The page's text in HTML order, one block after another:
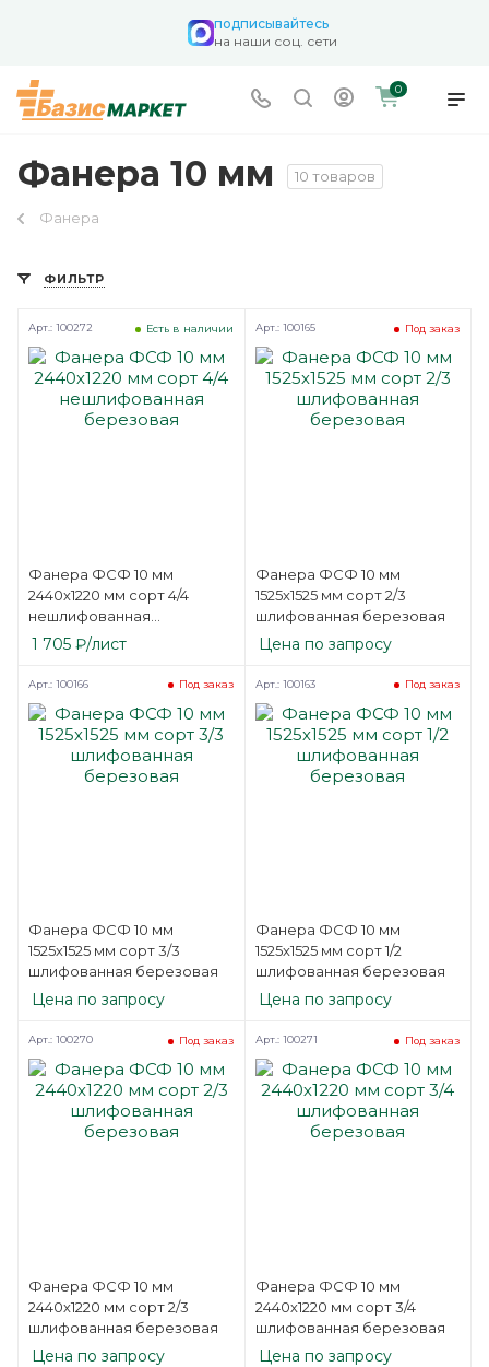
подписывайтесь
на наши соц. сети
0
Фанера 10 мм 10 товаров
Фанера
ФИЛЬТР
Фанера ФСФ 10 мм
2440х1220 мм сорт 4/4
нешлифованная
березовая
Есть в наличии
Арт.: 100272
1 705 ₽/лист
Фанера ФСФ 10 мм
1525х1525 мм сорт 2/3
шлифованная березовая
Под заказ
Арт.: 100165
Цена по запросу
Фанера ФСФ 10 мм
1525х1525 мм сорт 3/3
шлифованная березовая
Под заказ
Арт.: 100166
Цена по запросу
Фанера ФСФ 10 мм
1525х1525 мм сорт 1/2
шлифованная березовая
Под заказ
Арт.: 100163
Цена по запросу
Фанера ФСФ 10 мм
2440х1220 мм сорт 2/3
шлифованная березовая
Под заказ
Арт.: 100270
Цена по запросу
Фанера ФСФ 10 мм
2440х1220 мм сорт 3/4
шлифованная березовая
Под заказ
Арт.: 100271
Цена по запросу